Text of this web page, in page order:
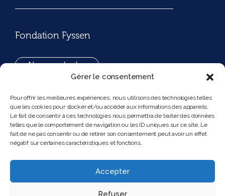
Gérer le consentement
Pour offrir les meilleures expériences, nous utilisons des technologies telles
que les cookies pour stocker et/ou accéder aux informations des appareils.
Le fait de consentir à ces technologies nous permettra de traiter des données
telles que le comportement de navigation ou les ID uniques sur ce site. Le
fait de ne pas consentir ou de retirer son consentement peut avoir un effet
négatif sur certaines caractéristiques et fonctions.
Accepter
Refuser
Fondation Fyssen
Nous contacter
194, rue de Rivoli 75001 Paris France
Nous suivre